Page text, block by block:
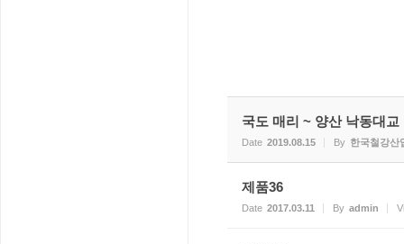
국도 매리 ~ 양산 낙동대
Date 2019.08.15 By 한국철강산
제품36
Date 2017.03.11 By admin